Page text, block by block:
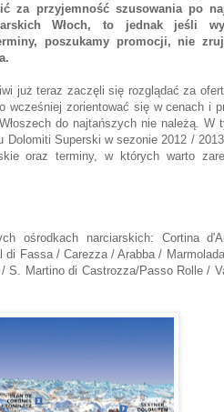
za przyjemność szusowania po
Włoch, to jednak jeśli
poszukamy promocji, nie
już teraz zaczęli się rozglądać za
wcześniej zorientować się w cenach i
do najtańszych nie należą. W
Superski w sezonie 2012 /
oraz terminy, w których warto
ośrodkach narciarskich: Cortina
Fassa / Carezza / Arabba /
S. Martino di Castrozza/Passo Rolle /